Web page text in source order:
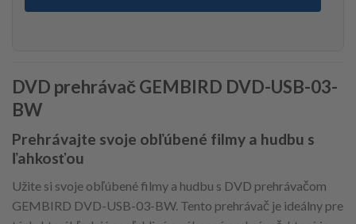
DVD prehrávač GEMBIRD DVD-USB-03-
BW
Prehrávajte svoje obľúbené filmy a hudbu s
ľahkosťou
Užite si svoje obľúbené filmy a hudbu s DVD prehrávačom
GEMBIRD DVD-USB-03-BW. Tento prehrávač je ideálny pre